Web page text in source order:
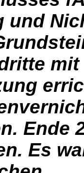
Ende
Es